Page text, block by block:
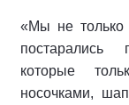
«Мы не только
постарались
которые
носочками,